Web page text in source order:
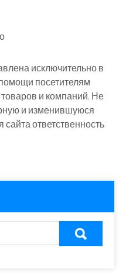
исключительно в
посетителям
и компаний. Не
и изменившуюся
ответственность